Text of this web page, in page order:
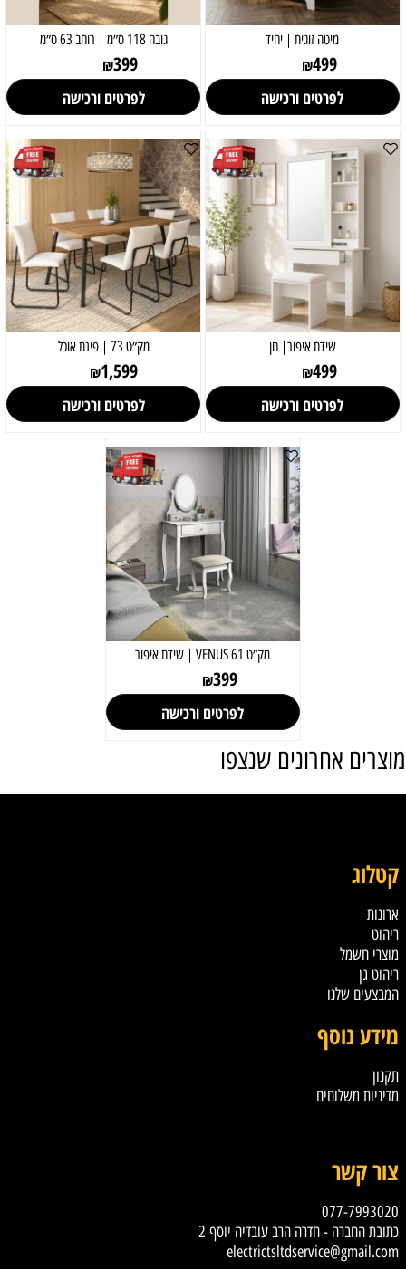
מיטה זוגית | יחיד
₪499
לפרטים ורכישה
גובה 118 ס״מ | רוחב 63 ס״מ
₪399
לפרטים ורכישה
שידת איפור| חן
₪499
לפרטים ורכישה
מק״ט 73 | פינת אוכל
₪1,599
לפרטים ורכישה
מק״ט 61 VENUS | שידת איפור
₪399
לפרטים ורכישה
מוצרים אחרונים שנצפו
קטלוג
ארונות
ריהוט
מוצרי חשמל
ריהוט גן
המבצעים שלנו
מידע נוסף
תקנון
מדיניות משלוחים
צור קשר
077-7993020
כתובת החברה - חדרה הרב עובדיה יוסף 2
electrictsltdservice@gmail.com